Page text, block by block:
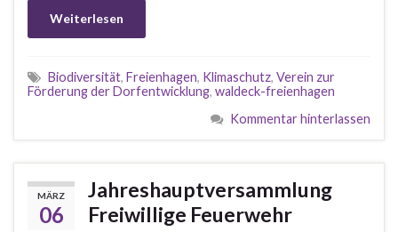
Weiterlesen
Biodiversität, Freienhagen, Klimaschutz, Verein zur
Förderung der Dorfentwicklung, waldeck-freienhagen
Kommentar hinterlassen
MÄRZ
06
Jahreshauptversammlung
Freiwillige Feuerwehr